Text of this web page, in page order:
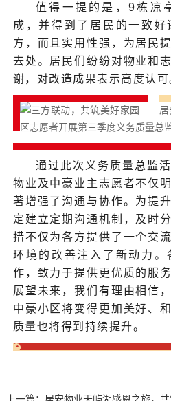
值得一提的是，9栋凉
成，并得到了居民的一致
方，而且实用性强，为居民
去处。居民们纷纷对物业和
谢，对改造成果表示高度认可
通过此次义务质量总监
物业及中豪业主志愿者不仅
著增强了沟通与协作。为提
定建立定期沟通机制，及时
措不仅为各方提供了一个交
环境的改善注入了新动力。
作，致力于提供更优质的服
展望未来，我们有理由相信
中豪小区将变得更加美好、
质量也将得到持续提升。
上一篇： 居安物业天屿湖感恩之旅，